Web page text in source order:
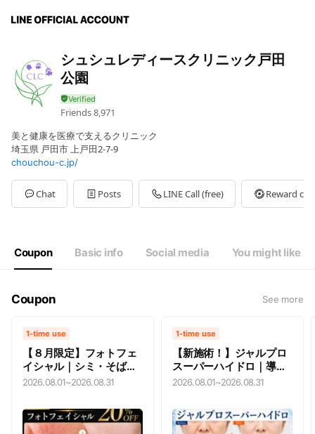
シュシュレディースクリニック戸田
公園
Friends8,971
美と健康を医療で支えるクリニック
埼玉県 戸田市 上戸田2-7-9
chouchou-c.jp/
Chat Posts LINE Call (free) Reward
Coupon Basic info Social media You might like
Coupon See more
1-time use
【８月限定】フォトフェ
イシャル｜シミ・そばか
す・赤ら顔【20%OFFク
2026.08.01~2026.08.31
1-time use
【新施術！】ジャルプロ
スーパーハイドロ｜導入
記念10%OFF【リフトア
2026.08.01~2026.08.31